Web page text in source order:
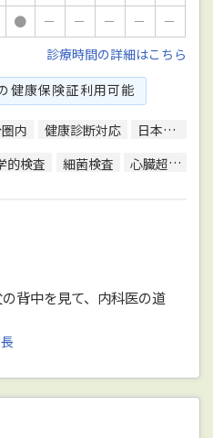
● － － － －
－
診療時間の詳細はこちら
健康保険証利用可能
内 健康診断対応
日本腎臓学会腎臓専門医
的検査 細菌検査 心臓超音波（エコー）検査
背中を見て、内科医の道